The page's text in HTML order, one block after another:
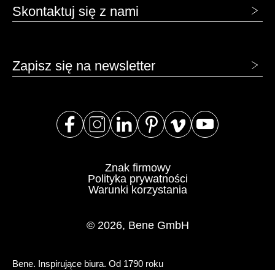
Skontaktuj się z nami
Zapisz się na newsletter
© 2026, Bene GmbH
Znak firmowy
Polityka prywatności
Warunki korzystania
Bene. Inspirujące biura. Od 1790 roku